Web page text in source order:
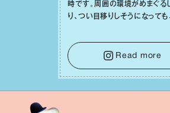
時です。周囲の環境がめまぐる
り、つい⽬移りしそうになっても
をそっと⼿放し、⽬の前のことに
しょう。そのブレない決意が、あ
って有意義で安定した成果を引
す。
Read more